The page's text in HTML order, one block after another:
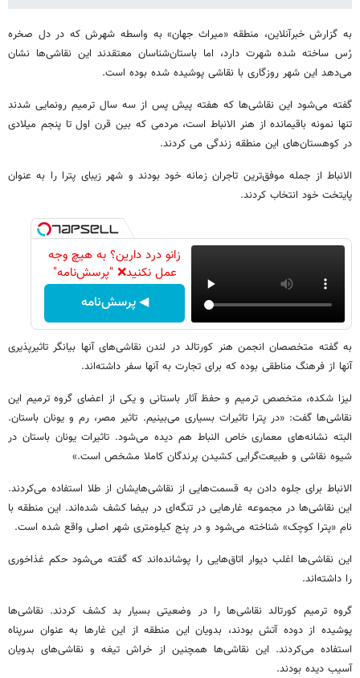
به گزارش خبرآنلاین، منطقه «میراث جهان» به واسطه شهرش که در دل صخره
رُس ساخته شده شهرت دارد، اما باستان‌شناسان معتقدند این نقاشی‌ها نشان
می‌دهد این شهر روزگاری با نقاشی پوشیده شده بوده است.
گفته می‌شود این نقاشی‌ها که هفته پیش پس از سه سال ترمیم رونمایی شدند
تنها نمونه باقیمانده از هنر الانباط است، مردمی که بین قرن اول تا پنجم میلادی
در کوهستان‌های این منطقه زندگی می کردند.
الانباط از جمله موفق‌ترین تاجران زمانه خود بودند و شهر زیبای پترا را به عنوان
پایتخت خود انتخاب کردند.
زانو درد دارین؟ به هیچ وجه
عمل نکنید❌ "پرسش‌نامه"
◀ پرسش‌نامه
به گفته متخصصان انجمن هنر کورتالد در لندن نقاشی‌های آنها بیانگر تاثیرپذیری
آنها از فرهنگ مناطقی بوده که برای تجارت به آنها سفر داشته‌اند.
لیزا شکده، متخصص ترمیم و حفظ آثار باستانی و یکی از اعضای گروه ترمیم این
نقاشی‌ها گفت: «در پترا تاثیرات بسیاری می‌بینیم. تاثیر مصر، رم و یونان باستان.
البته نشانه‌های معماری خاص النباط هم دیده می‌شود. تاثیرات یونان باستان در
شیوه نقاشی و طبیعت‌گرایی کشیدن پرندگان کاملا مشخص است.»
الانباط برای جلوه دادن به قسمت‌هایی از نقاشی‌هایشان از طلا استفاده می‌کردند.
این نقاشی‌ها در مجموعه غارهایی در تنگه‌ای در بیضا کشف شده‌اند. این منطقه با
نام «پترا کوچک» شناخته می‌شود و در پنج کیلومتری شهر اصلی واقع شده است.
این نقاشی‌ها اغلب دیوار اتاق‌هایی را پوشانده‌اند که گفته می‌شود حکم غذاخوری
را داشته‌اند.
گروه ترمیم کورتالد نقاشی‌ها را در وضعیتی بسیار بد کشف کردند. نقاشی‌ها
پوشیده از دوده آتش بودند، بدویان این منطقه از این غارها به عنوان سرپناه
استفاده می‌کردند. این نقاشی‌ها همچنین از خراش تیغه و نقاشی‌های بدویان
آسیب دیده بودند.